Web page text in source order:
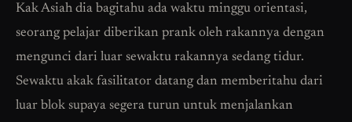
Kak Asiah dia bagitahu ada waktu minggu orientasi,
seorang pelajar diberikan prank oleh rakannya dengan
mengunci dari luar sewaktu rakannya sedang tidur.
Sewaktu akak fasilitator datang dan memberitahu dari
luar blok supaya segera turun untuk menjalankan